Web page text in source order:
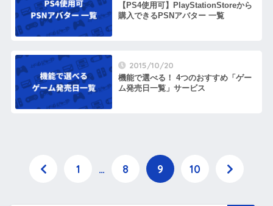
【PS4使用可】PlayStationStoreから
購入できるPSNアバター 一覧
2015/10/20
機能で選べる！ 4つのおすすめ「ゲー
ム発売日一覧」サービス
1 … 8 9 10